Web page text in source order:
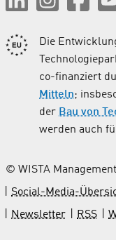
Die
co-finanziert
Mitteln;
der Bau von
werden auch
© WISTA
Social-Media-
Newsletter
RSS